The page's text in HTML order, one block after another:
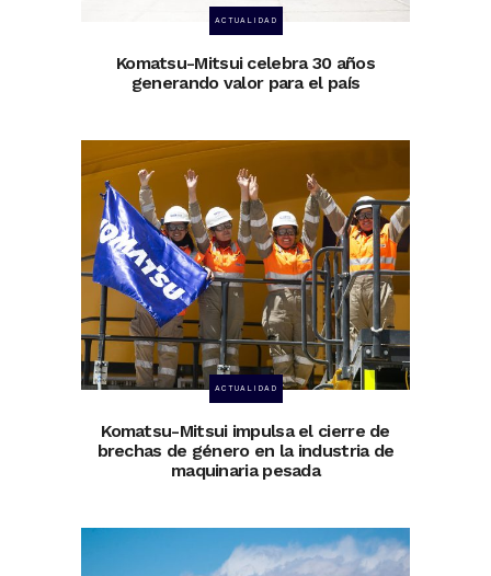
ACTUALIDAD
Komatsu-Mitsui celebra 30 años
generando valor para el país
ACTUALIDAD
Komatsu-Mitsui impulsa el cierre de
brechas de género en la industria de
maquinaria pesada